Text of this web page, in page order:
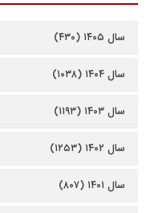
سال ۱۴۰۵ (۴۳۰)
سال ۱۴۰۴ (۱۰۳۸)
سال ۱۴۰۳ (۱۱۹۳)
سال ۱۴۰۲ (۱۲۵۳)
سال ۱۴۰۱ (۸۰۷)